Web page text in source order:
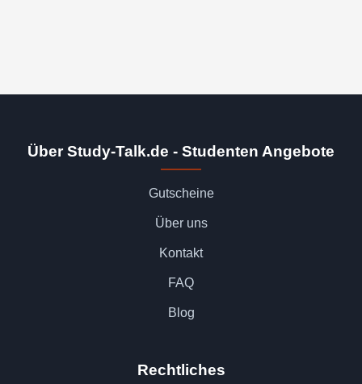
Über Study-Talk.de - Studenten Angebote
Gutscheine
Über uns
Kontakt
FAQ
Blog
Rechtliches